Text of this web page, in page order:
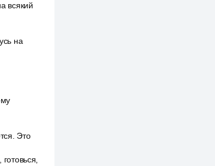
всякий
на
Это